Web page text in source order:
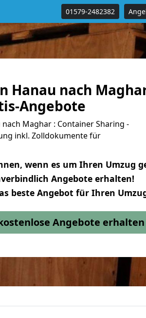
01579-2482382
Hanau nach
Angebote
Maghar : Container Sharing -
inkl. Zolldokumente für
wenn es um Ihren Umzug
Angebote erhalten!
beste Angebot für Ihren
Angebote erhalten